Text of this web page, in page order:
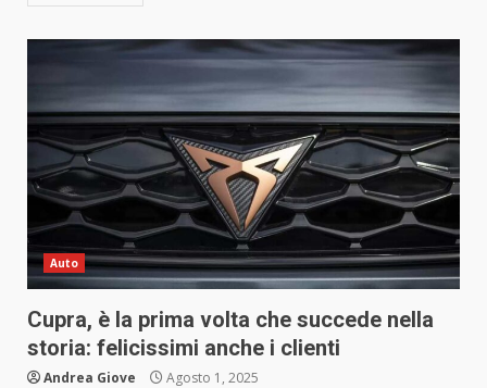
Auto
Cupra, è la prima volta che succede nella
storia: felicissimi anche i clienti
Andrea Giove Agosto 1, 2025